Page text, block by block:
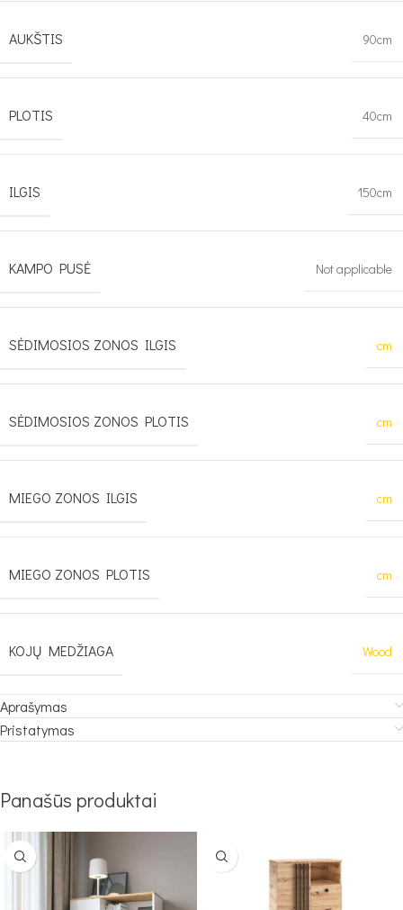
AUKŠTIS 90cm
PLOTIS 40cm
ILGIS 150cm
KAMPO PUSĖ Not applicable
SĖDIMOSIOS ZONOS ILGIS cm
SĖDIMOSIOS ZONOS PLOTIS cm
MIEGO ZONOS ILGIS cm
MIEGO ZONOS PLOTIS cm
KOJŲ MEDŽIAGA Wood
Aprašymas
Pristatymas
Panašūs produktai